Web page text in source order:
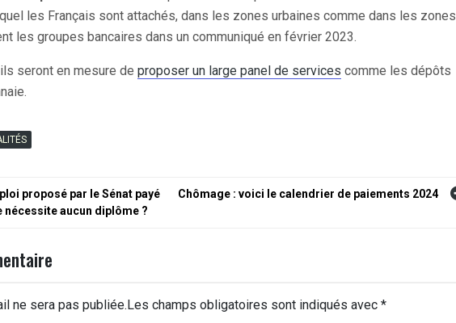
les Français sont attachés, dans les zones urbaines comme dans les zones
les groupes bancaires dans un communiqué en février 2023.
seront en mesure de proposer un large panel de services comme les dépôts
proposé par le Sénat payé
nécessite aucun diplôme ?
Chômage : voici le calendrier de paiements 2024
ne sera pas publiée.Les champs obligatoires sont indiqués avec *